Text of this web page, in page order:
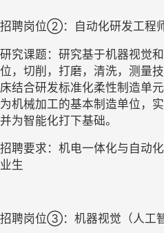
招聘岗位②：自动化研发工程
研究课题：研究基于机器视觉
位，切削，打磨，清洗，测量
床结合研发标准化柔性制造单
为机械加工的基本制造单位，
并为智能化打下基础。
招聘要求：机电一体化与自动
业生
招聘岗位③：机器视觉（人工